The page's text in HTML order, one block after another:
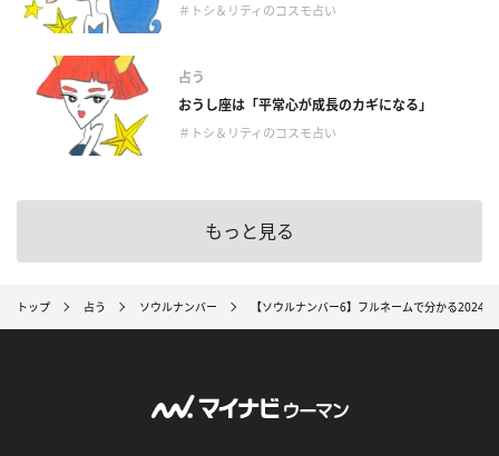
＃トシ＆リティのコスモ占い
占う
おうし座は「平常心が成長のカギになる」
＃トシ＆リティのコスモ占い
もっと見る
トップ 占う ソウルナンバー 【ソウルナンバー6】フルネームで分かる2024